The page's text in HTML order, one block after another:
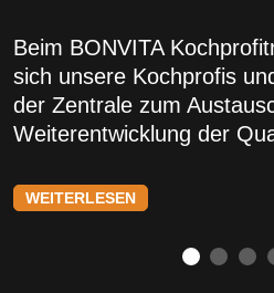
Beim BONVITA
sich unsere Kochprofis
der Zentrale zum
Weiterentwicklung der
WEITERLESEN